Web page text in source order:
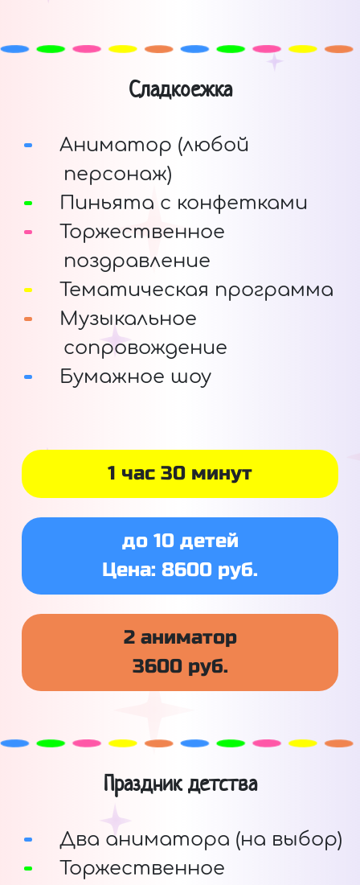
Сладкоежка
Аниматор (любой
персонаж)
Пиньята с конфетками
Торжественное
поздравление
Тематическая программа
Музыкальное
сопровождение
Бумажное шоу
1 час 30 минут
до 10 детей
Цена: 8600 руб.
2 аниматор
3600 руб.
Праздник детства
Два аниматора (на выбор)
Торжественное